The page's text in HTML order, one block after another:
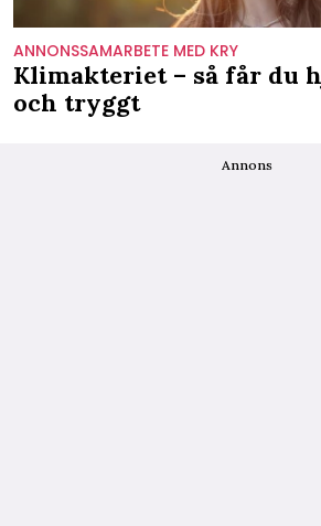
ANNONSSAMARBETE MED KRY
Klimakteriet – så får du
och tryggt
Annons